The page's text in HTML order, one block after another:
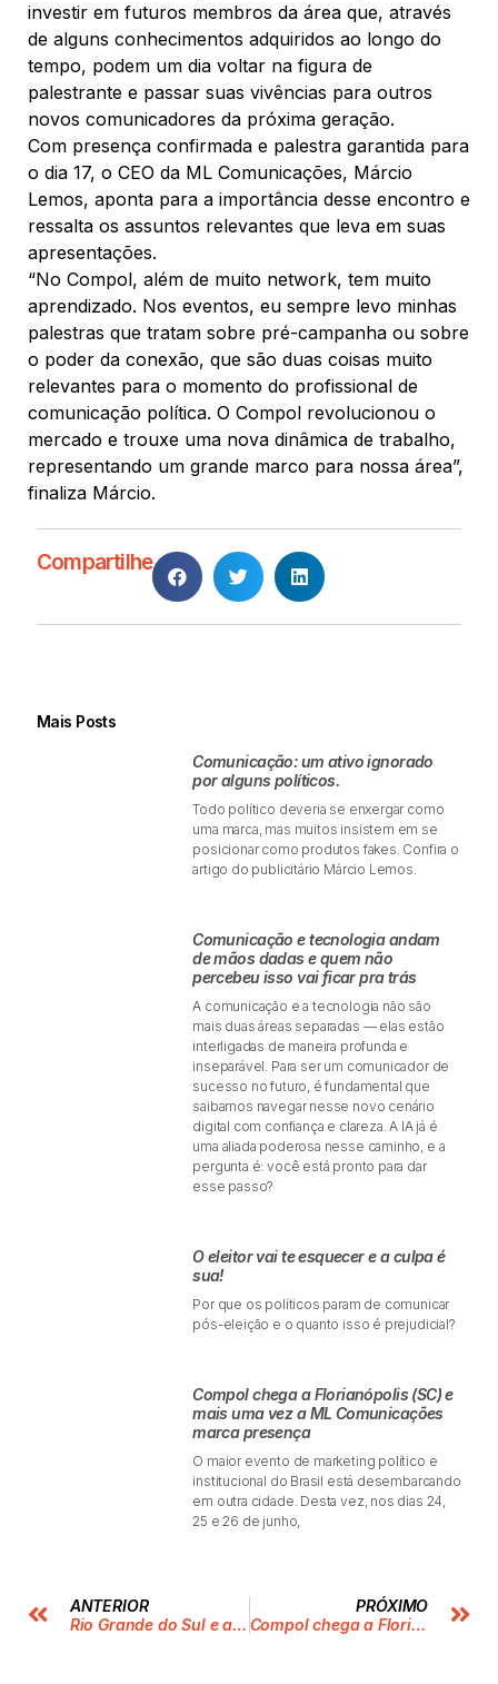
investir em futuros membros da área que, através
de alguns conhecimentos adquiridos ao longo do
tempo, podem um dia voltar na figura de
palestrante e passar suas vivências para outros
novos comunicadores da próxima geração.
Com presença confirmada e palestra garantida para
o dia 17, o CEO da ML Comunicações, Márcio
Lemos, aponta para a importância desse encontro e
ressalta os assuntos relevantes que leva em suas
apresentações.
“No Compol, além de muito network, tem muito
aprendizado. Nos eventos, eu sempre levo minhas
palestras que tratam sobre pré-campanha ou sobre
o poder da conexão, que são duas coisas muito
relevantes para o momento do profissional de
comunicação política. O Compol revolucionou o
mercado e trouxe uma nova dinâmica de trabalho,
representando um grande marco para nossa área”,
finaliza Márcio.
Compartilhe
Mais Posts
Comunicação: um ativo ignorado
por alguns políticos.
Todo político deveria se enxergar como
uma marca, mas muitos insistem em se
posicionar como produtos fakes. Confira o
artigo do publicitário Márcio Lemos.
Comunicação e tecnologia andam
de mãos dadas e quem não
percebeu isso vai ficar pra trás
A comunicação e a tecnologia não são
mais duas áreas separadas — elas estão
interligadas de maneira profunda e
inseparável. Para ser um comunicador de
sucesso no futuro, é fundamental que
saibamos navegar nesse novo cenário
digital com confiança e clareza. A IA já é
uma aliada poderosa nesse caminho, e a
pergunta é: você está pronto para dar
esse passo?
O eleitor vai te esquecer e a culpa é
sua!
Por que os políticos param de comunicar
pós-eleição e o quanto isso é prejudicial?
Compol chega a Florianópolis (SC) e
mais uma vez a ML Comunicações
marca presença
O maior evento de marketing político e
institucional do Brasil está desembarcando
em outra cidade. Desta vez, nos dias 24,
25 e 26 de junho,
ANTERIOR
Rio Grande do Sul e a mobilização nas redes sociais: como as plataformas podem ser tanto uma benção quanto uma maldição
PRÓXIMO
Compol chega a Florianópolis (SC) e mais uma vez a ML Comunicações marca presença